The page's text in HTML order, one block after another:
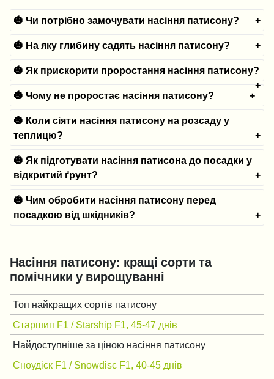
🎃 Чи потрібно замочувати насіння патисону?
🎃 На яку глибину садять насіння патисону?
🎃 Як прискорити проростання насіння патисону?
🎃 Чому не проростає насіння патисону?
🎃 Коли сіяти насіння патисону на розсаду у
теплицю?
🎃 Як підготувати насіння патисона до посадки у
відкритий ґрунт?
🎃 Чим обробити насіння патисону перед
посадкою від шкідників?
Насіння патисону: кращі сорти та
помічники у вирощуванні
Топ найкращих сортів патисону
Старшип F1 / Starship F1, 45-47 днів
Найдоступніше за ціною насіння патисону
Сноудіск F1 / Snowdisc F1, 40-45 днів